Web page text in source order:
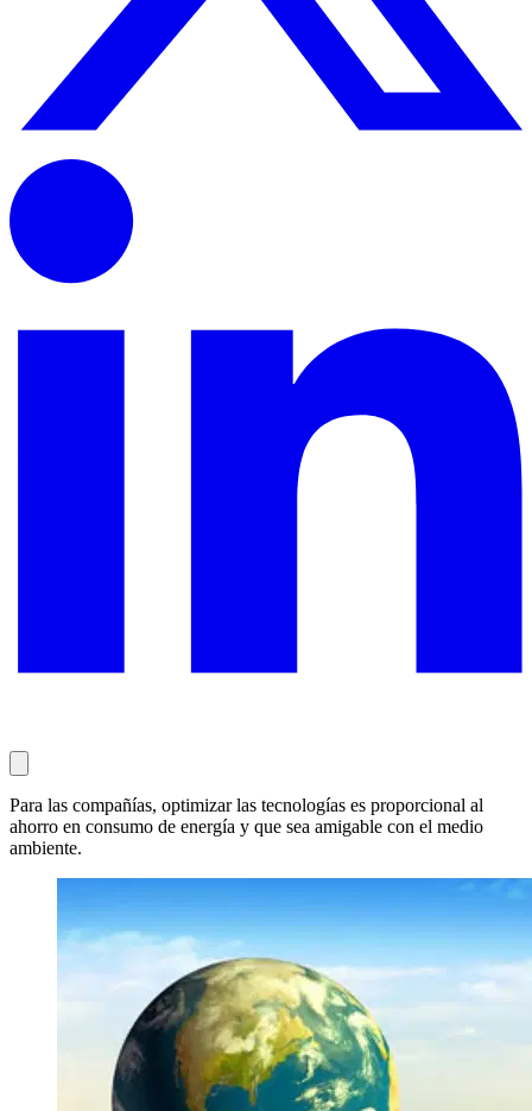
Para las compañías, optimizar las tecnologías es proporcional al
ahorro en consumo de energía y que sea amigable con el medio
ambiente.